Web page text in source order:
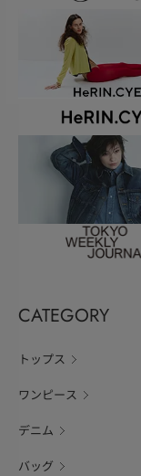
CATEGORY
トップス
ワンピース
デニム
バッグ